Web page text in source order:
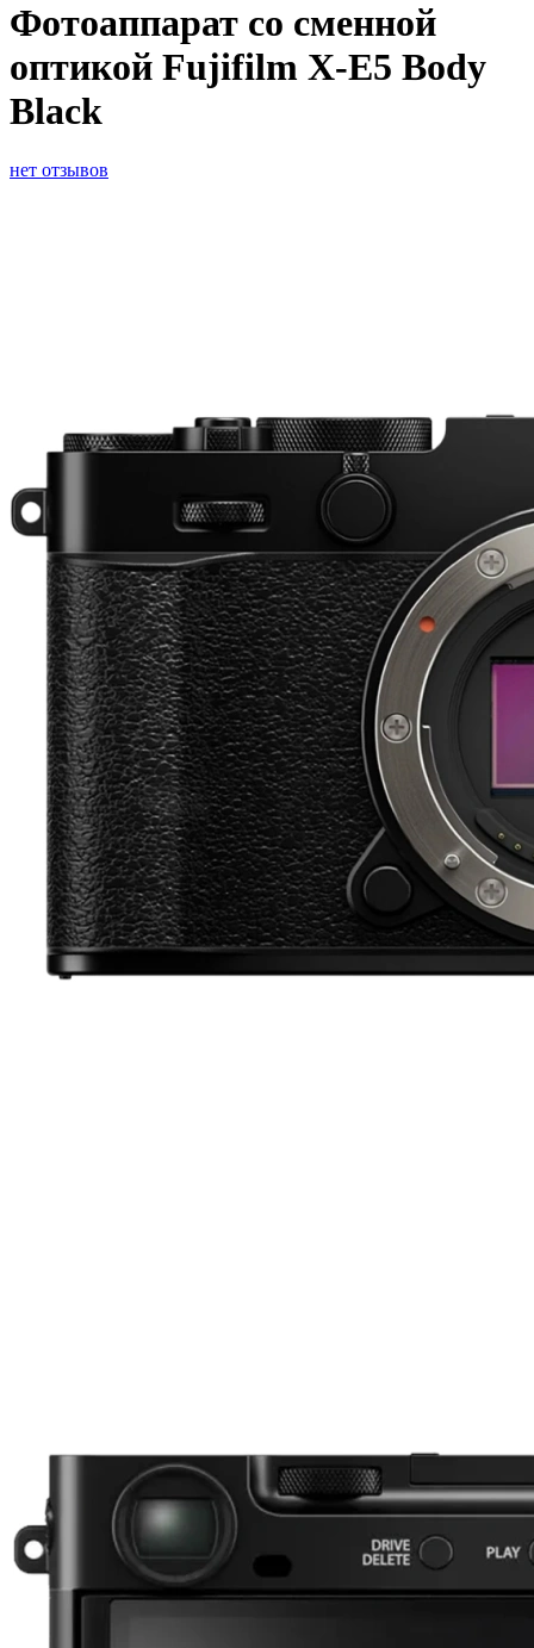
Фотоаппарат со сменной
оптикой Fujifilm X-E5 Body
Black
нет отзывов